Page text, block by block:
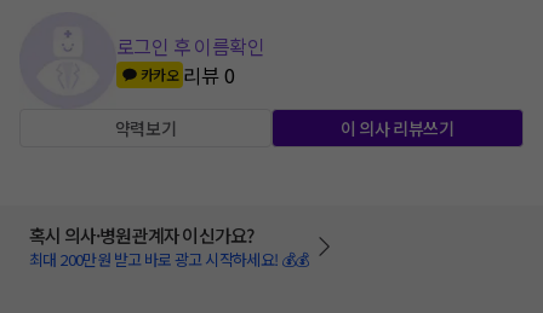
로그인 후 이름확인
카카오 리뷰0
약력보기 이 의사 리뷰쓰기
혹시 의사·병원관계자 이신가요?
최대 200만원 받고 바로 광고 시작하세요! 💰💰